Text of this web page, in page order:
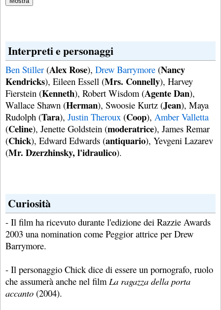
Interpreti e personaggi
Ben Stiller (Alex Rose), Drew Barrymore (Nancy
Kendricks), Eileen Essell (Mrs. Connelly), Harvey
Fierstein (Kenneth), Robert Wisdom (Agente Dan),
Wallace Shawn (Herman), Swoosie Kurtz (Jean), Maya
Rudolph (Tara), Justin Theroux (Coop), Amber Valletta
(Celine), Jenette Goldstein (moderatrice), James Remar
(Chick), Edward Edwards (antiquario), Yevgeni Lazarev
(Mr. Dzerzhinsky, l'idraulico).
Curiosità
- Il film ha ricevuto durante l'edizione dei Razzie Awards
2003 una nomination come Peggior attrice per Drew
Barrymore.
- Il personaggio Chick dice di essere un pornografo, ruolo
che assumerà anche nel filmLa ragazza della porta
accanto (2004).